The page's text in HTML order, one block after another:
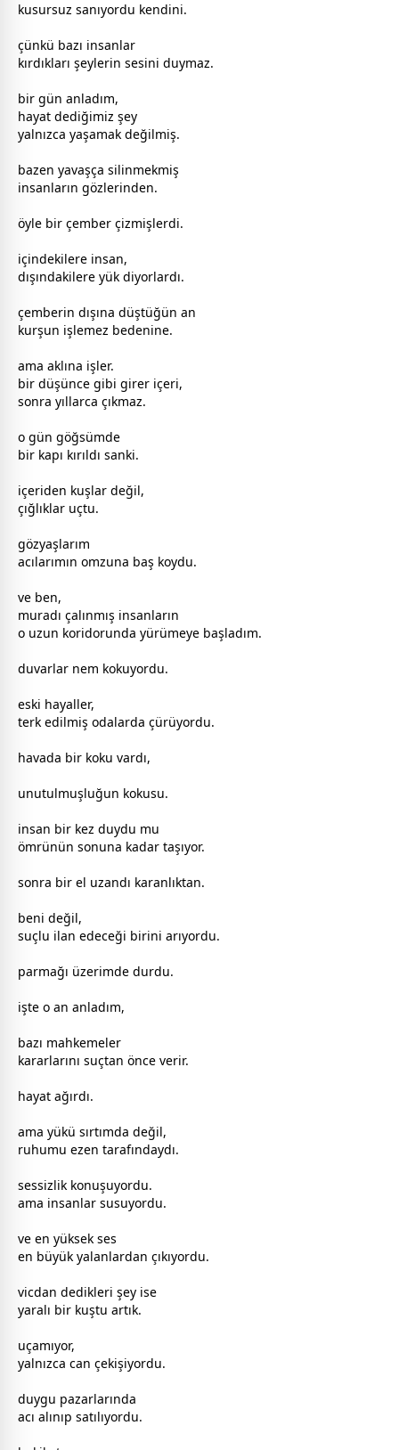
kusursuz sanıyordu kendini.
çünkü bazı insanlar
kırdıkları şeylerin sesini duymaz.
bir gün anladım,
hayat dediğimiz şey
yalnızca yaşamak değilmiş.
bazen yavaşça silinmekmiş
insanların gözlerinden.
öyle bir çember çizmişlerdi.
içindekilere insan,
dışındakilere yük diyorlardı.
çemberin dışına düştüğün an
kurşun işlemez bedenine.
ama aklına işler.
bir düşünce gibi girer içeri,
sonra yıllarca çıkmaz.
o gün göğsümde
bir kapı kırıldı sanki.
içeriden kuşlar değil,
çığlıklar uçtu.
gözyaşlarım
acılarımın omzuna baş koydu.
ve ben,
muradı çalınmış insanların
o uzun koridorunda yürümeye başladım.
duvarlar nem kokuyordu.
eski hayaller,
terk edilmiş odalarda çürüyordu.
havada bir koku vardı,
unutulmuşluğun kokusu.
insan bir kez duydu mu
ömrünün sonuna kadar taşıyor.
sonra bir el uzandı karanlıktan.
beni değil,
suçlu ilan edeceği birini arıyordu.
parmağı üzerimde durdu.
işte o an anladım,
bazı mahkemeler
kararlarını suçtan önce verir.
hayat ağırdı.
ama yükü sırtımda değil,
ruhumu ezen tarafındaydı.
sessizlik konuşuyordu.
ama insanlar susuyordu.
ve en yüksek ses
en büyük yalanlardan çıkıyordu.
vicdan dedikleri şey ise
yaralı bir kuştu artık.
uçamıyor,
yalnızca can çekişiyordu.
duygu pazarlarında
acı alınıp satılıyordu.